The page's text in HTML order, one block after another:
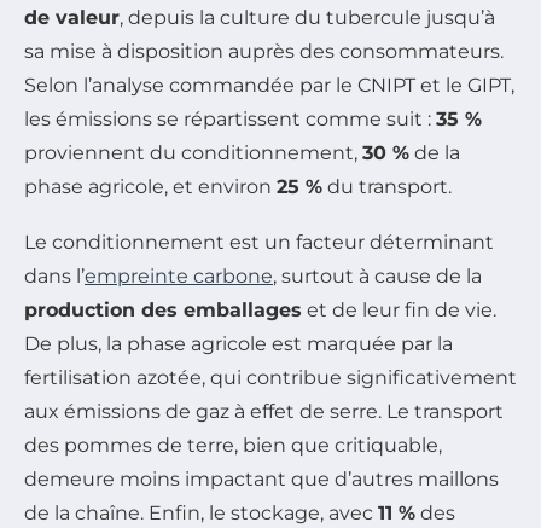
de valeur, depuis la culture du tubercule jusqu’à
sa mise à disposition auprès des consommateurs.
Selon l’analyse commandée par le CNIPT et le GIPT,
les émissions se répartissent comme suit : 35 %
proviennent du conditionnement, 30 % de la
phase agricole, et environ 25 % du transport.
Le conditionnement est un facteur déterminant
dans l’empreinte carbone, surtout à cause de la
production des emballages et de leur fin de vie.
De plus, la phase agricole est marquée par la
fertilisation azotée, qui contribue significativement
aux émissions de gaz à effet de serre. Le transport
des pommes de terre, bien que critiquable,
demeure moins impactant que d’autres maillons
de la chaîne. Enfin, le stockage, avec 11 % des